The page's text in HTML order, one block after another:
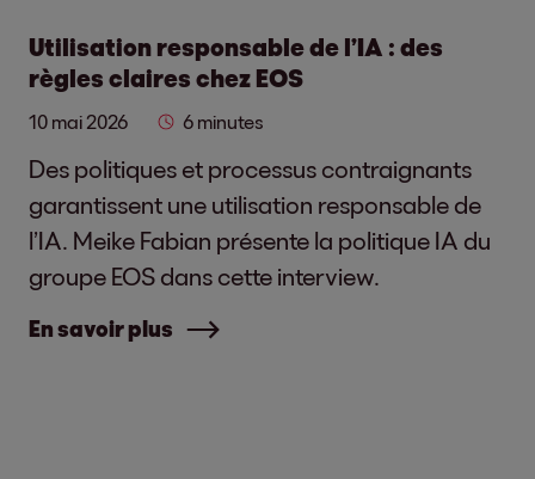
Utilisation responsable de l’IA : des
règles claires chez EOS
10 mai 2026 6 minutes
Des politiques et processus contraignants
garantissent une utilisation responsable de
l’IA. Meike Fabian présente la politique IA du
groupe EOS dans cette interview.
En savoir plus